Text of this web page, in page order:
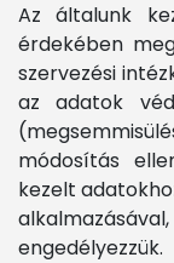
Az általunk
érdekében
szervezési
az adatok
módosítás
kezelt
engedélyezzük.